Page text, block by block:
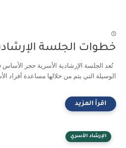
خطوات الجلسة
تُعد الجلسة الإرشادية الأسرية حجر
الوسيلة التي يتم من خلالها مساعدة أفراد
الإرشاد الأسري